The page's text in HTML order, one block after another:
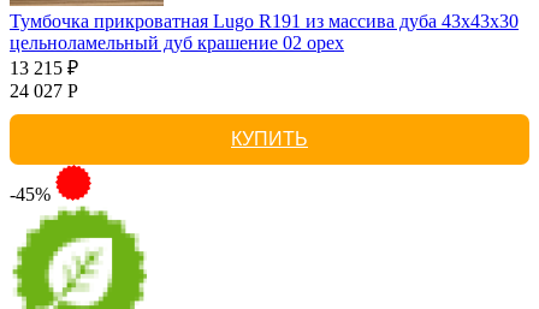
Тумбочка прикроватная Lugo R191 из массива дуба 43х43х30
цельноламельный дуб крашение 02 орех
13 215 ₽
24 027 Р
КУПИТЬ
-45%